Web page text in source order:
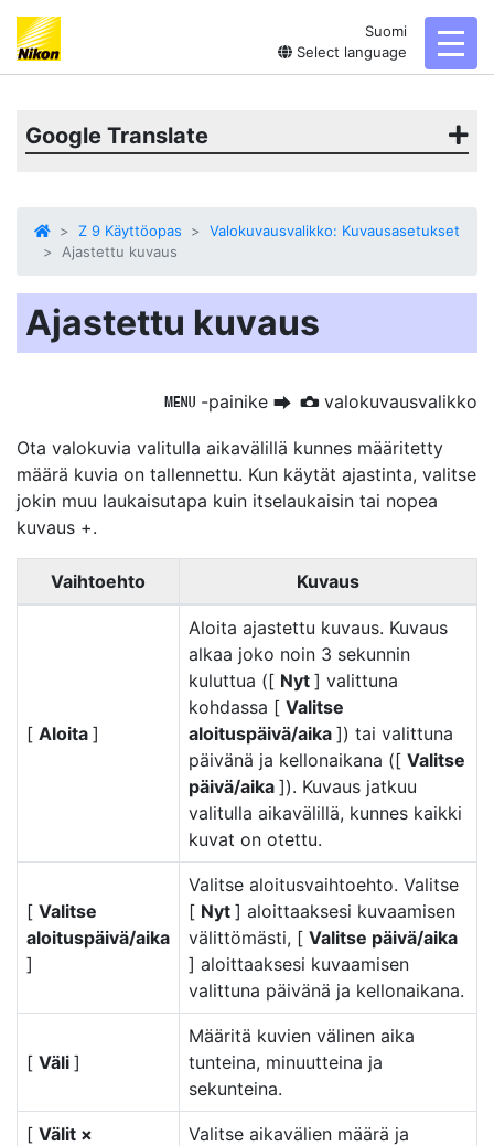
Suomi
Select language
Google Translate
Z 9 Käyttöopas
Valokuvausvalikko: Kuvausasetukset
Ajastettu kuvaus
Ajastettu kuvaus
G -painike U C valokuvausvalikko
Ota valokuvia valitulla aikavälillä kunnes määritetty
määrä kuvia on tallennettu. Kun käytät ajastinta, valitse
jokin muu laukaisutapa kuin itselaukaisin tai nopea
kuvaus +.
Vaihtoehto Kuvaus
[ Aloita ]
Aloita ajastettu kuvaus. Kuvaus
alkaa joko noin 3 sekunnin
kuluttua ([ Nyt ] valittuna
kohdassa [ Valitse
aloituspäivä/aika ]) tai valittuna
päivänä ja kellonaikana ([ Valitse
päivä/aika ]). Kuvaus jatkuu
valitulla aikavälillä, kunnes kaikki
kuvat on otettu.
[ Valitse
aloituspäivä/aika
]
Valitse aloitusvaihtoehto. Valitse
[ Nyt ] aloittaaksesi kuvaamisen
välittömästi, [ Valitse päivä/aika
] aloittaaksesi kuvaamisen
valittuna päivänä ja kellonaikana.
[ Väli ]
Määritä kuvien välinen aika
tunteina, minuutteina ja
sekunteina.
[ Välit ×
Valitse aikavälien määrä ja